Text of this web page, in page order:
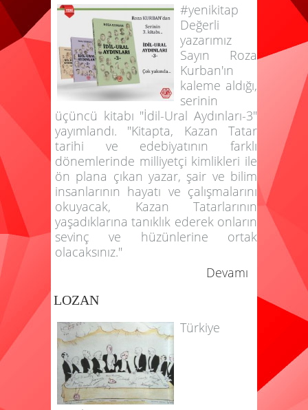
#yenikitap
Değerli
yazarımız
Sayın Roza
Kurban'ın
kaleme aldığı,
serinin
üçüncü kitabı "İdil-Ural Aydınları-3"
yayımlandı. "Kitapta, Kazan Tatar
tarihi ve edebiyatının farklı
dönemlerinde milliyetçi kimlikleri ile
ön plana çıkan yazar, şair ve bilim
insanlarının hayatı ve çalışmalarını
okuyacak, Kazan Tatarlarının
yaşadıklarına tanıklık ederek onların
sevinç ve hüzünlerine ortak
olacaksınız."
Devamı
LOZAN
Türkiye